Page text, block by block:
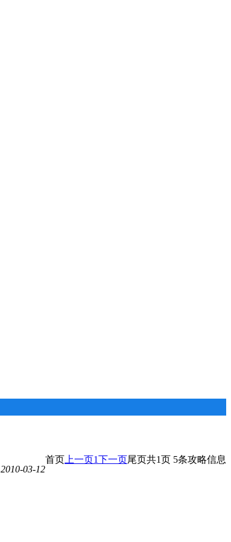
2010-03-12
首页 上一页1下一页尾页共1页 5条攻略信息